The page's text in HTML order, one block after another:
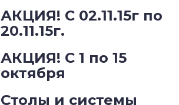
АКЦИЯ! С 02.11.15г по
20.11.15г.
АКЦИЯ! С 1 по 15
октября
Столы и системы